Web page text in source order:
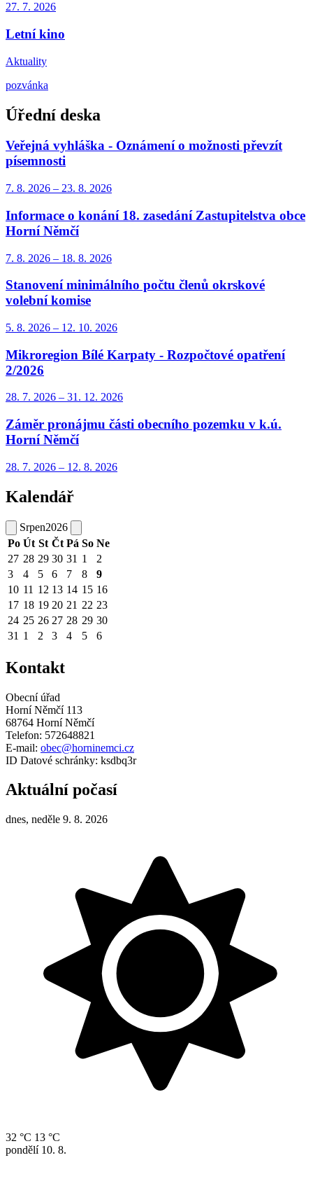
27. 7. 2026
Letní kino
Aktuality
pozvánka
Úřední deska
Veřejná vyhláška - Oznámení o možnosti převzít
písemnosti
7. 8. 2026 – 23. 8. 2026
Informace o konání 18. zasedání Zastupitelstva obce
Horní Němčí
7. 8. 2026 – 18. 8. 2026
Stanovení minimálního počtu členů okrskové
volební komise
5. 8. 2026 – 12. 10. 2026
Mikroregion Bílé Karpaty - Rozpočtové opatření
2/2026
28. 7. 2026 – 31. 12. 2026
Záměr pronájmu části obecního pozemku v k.ú.
Horní Němčí
28. 7. 2026 – 12. 8. 2026
Kalendář
Srpen2026
Po Út St Čt Pá So Ne
27 28 29 30 31 1
2
3
4 5 6 7 8
9
10 11 12 13 14 15 16
17 18 19 20 21 22 23
24 25 26 27 28 29 30
31 1 2 3 4 5 6
Kontakt
Obecní úřad
Horní Němčí 113
68764 Horní Němčí
Telefon: 572648821
E-mail: obec@horninemci.cz
ID Datové schránky: ksdbq3r
Aktuální počasí
dnes, neděle 9. 8. 2026
32 °C 13 °C
pondělí 10. 8.